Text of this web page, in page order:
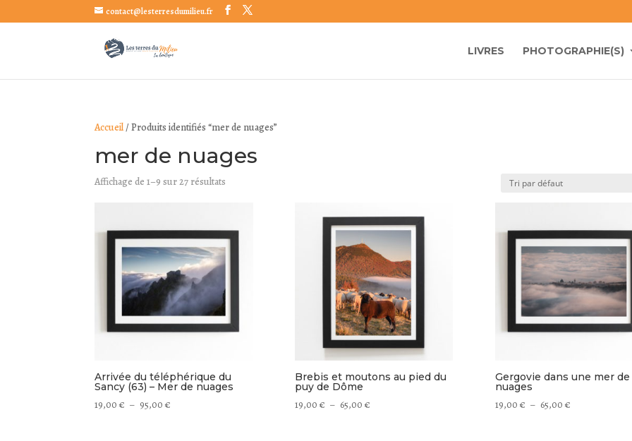
contact@lesterresdumilieu.fr
LIVRES PHOTOGRAPHIE(S)
Accueil/ Produits identifiés “mer de nuages”
mer de nuages
Affichage de 1–9 sur 27 résultats
Arrivée du téléphérique du
Sancy (63) – Mer de nuages
19,00€ – 95,00€
Brebis et moutons au pied du
puy de Dôme
19,00€ – 65,00€Plage
Gergovie dans une mer de
nuages
19,00€ – 65,00€Plage